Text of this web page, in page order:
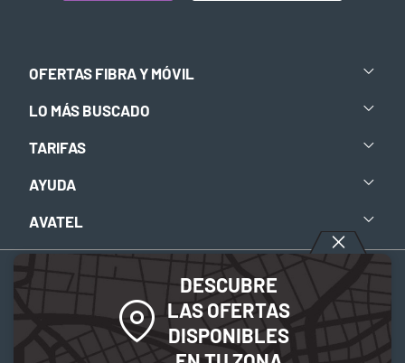
DESCUBRE
LAS OFERTAS
DISPONIBLES
OFERTAS FIBRA Y MÓVIL
LO MÁS BUSCADO
TARIFAS
AYUDA
AVATEL
Política de privacidad-Política de Cookies
© 2026 Avatel Telecom. Todos los derechos reservados.